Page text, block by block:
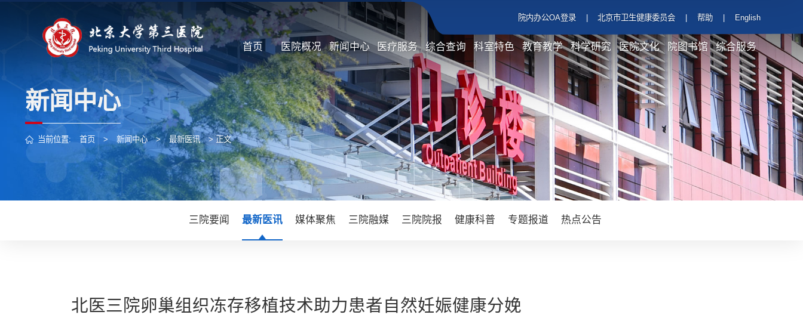
院内办公OA登录 北京市卫生健康委员会 帮助 English
首页 医院概况 新闻中心 医疗服务 综合查询 科室特色 教育教学 科学研究 医院文化 院图书馆 综合服务
新闻中心
当前位置: 首页 > 新闻中心 > 最新医讯 > 正文
三院要闻 最新医讯 媒体聚焦 三院融媒 三院院报 健康科普 专题报道 热点公告
北医三院卵巢组织冻存移植技术助力患者自然妊娠健康分娩